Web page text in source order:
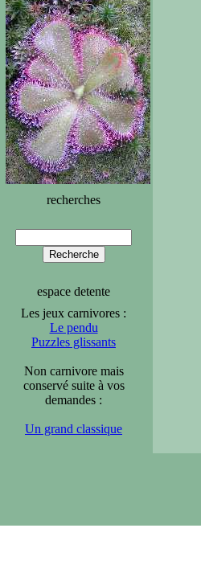
recherches
espace detente
Les jeux carnivores :
Le pendu
Puzzles glissants
Non carnivore mais
conservé suite à vos
demandes :
Un grand classique